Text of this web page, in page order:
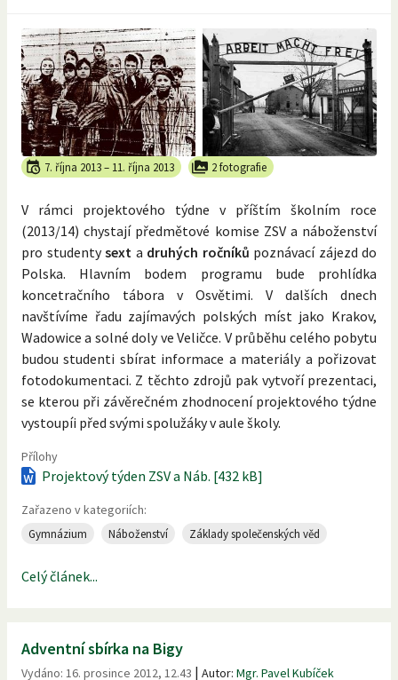
7. října 2013– 11. října 2013 2 fotografie
V rámci projektového týdne v příštím školním roce
(2013/14) chystají předmětové komise ZSV a náboženství
pro studentysext a druhých ročníků poznávací zájezd do
Polska. Hlavním bodem programu bude prohlídka
koncetračního tábora v Osvětimi. V dalších dnech
navštívíme řadu zajímavých polských míst jako Krakov,
Wadowice a solné doly ve Veličce. V průběhu celého pobytu
budou studenti sbírat informace a materiály a pořizovat
fotodokumentaci. Z těchto zdrojů pak vytvoří prezentaci,
se kterou při závěrečném zhodnocení projektového týdne
vystoupíi před svými spolužáky v aule školy.
Přílohy
Projektový týden ZSV a Náb. [432 kB]
Zařazeno v kategoriích:
Gymnázium Náboženství Základy společenských věd
Celý článek...
Adventní sbírka na Bigy
Vydáno: 16. prosince 2012, 12.43 | Autor: Mgr. Pavel Kubíček